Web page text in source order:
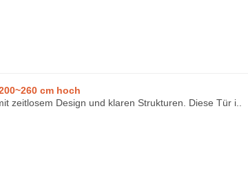
cm hoch
zeitlosem Design und klaren Strukturen. Diese Tür i..